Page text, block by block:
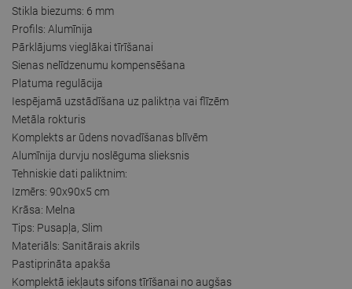
Stikla biezums: 6 mm
Profils: Alumīnija
Pārklājums vieglākai tīrīšanai
Sienas nelīdzenumu kompensēšana
Platuma regulācija
Iespējamā uzstādīšana uz paliktņa vai flīzēm
Metāla rokturis
Komplekts ar ūdens novadīšanas blīvēm
Alumīnija durvju noslēguma slieksnis
Tehniskie dati paliktnim:
Izmērs: 90x90x5 cm
Krāsa: Melna
Tips: Pusapļa, Slim
Materiāls: Sanitārais akrils
Pastiprināta apakša
Komplektā iekļauts sifons tīrīšanai no augšas